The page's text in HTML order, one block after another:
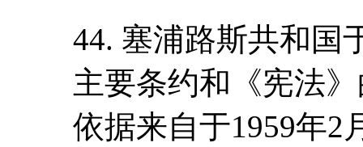
44. 塞浦路斯共和国
主要条约和《宪法
依据来自于1959年2